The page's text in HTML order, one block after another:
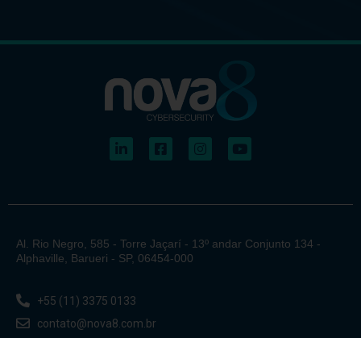
Al. Rio Negro, 585 - Torre Jaçarí - 13º andar Conjunto 134 -
Alphaville, Barueri - SP, 06454-000
+55 (11) 3375 0133
contato@nova8.com.br